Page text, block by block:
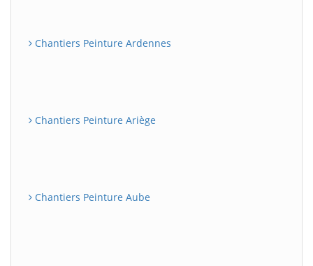
Chantiers Peinture Ardennes
Chantiers Peinture Ariège
Chantiers Peinture Aube